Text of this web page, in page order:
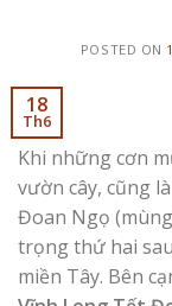
POSTED ON
18
Th6
Khi những cơn
vườn cây, cũng
Đoan Ngọ
trọng thứ hai
miền Tây. Bên